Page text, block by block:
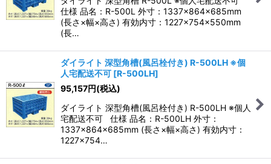
仕様 品名：R-500L 外寸：1337×864×685mm
(長さ×幅×高さ) 有効内寸：1227×754×550mm
(長…
ダイライト 深型角槽(風呂栓付き) R-500LH ※個
人宅配送不可 [R-500LH]
95,157円(税込)
ダイライト 深型角槽(風呂栓付き) R-500LH ※個人
宅配送不可 仕様 品名：R-500LH 外寸：
1337×864×685mm (長さ×幅×高さ) 有効内寸：
1227×754…